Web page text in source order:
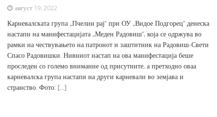
август 19, 2022
Карневалската група „Пчелин рај“ при ОУ „Видое Подгорец“ денеска
настапи на манифестацијата „Меден Радовиш“, која се одржува во
рамки на чествувањето на патронот и заштитник на Радовиш-Свети
Спасо Радовишки. Нивниот настап на ова манифестација беше
проследен со големо внимание од присутните, а претходно оваа
карневалска група настапи на други карневали во земјава и
странство. Фото: […]